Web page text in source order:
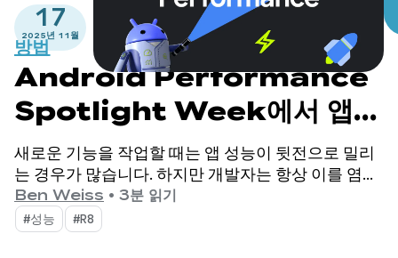
17
2025년 11월
방법
Android Performance
Spotlight Week에서 앱을
빠르게 추적하세요.
새로운 기능을 작업할 때는 앱 성능이 뒷전으로 밀리
는 경우가 많습니다. 하지만 개발자는 항상 이를 염두
에 두지 않지만 사용자는 앱의 성능이 뒤처지는 부분
을 정확히 확인할 수 있습니다.
Ben Weiss • 3분 읽기
#성능 #R8